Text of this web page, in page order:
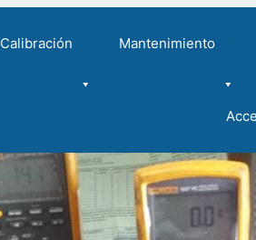
Calibración Mantenimiento